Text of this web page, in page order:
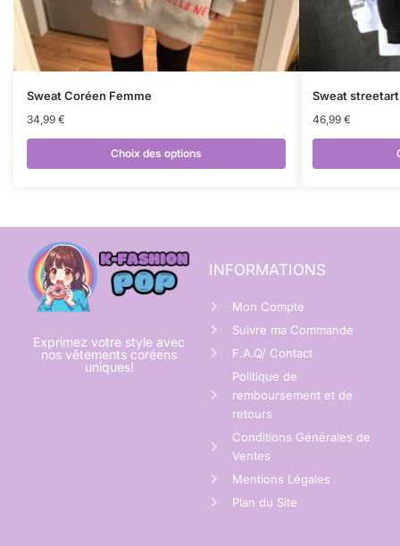
Sweat Coréen Femme
34,99 €
Choix des options
Sweat
46,99 €
Exprimez votre style avec
nos vêtements coréens
uniques!
INFORMATIONS
Mon Compte
Suivre ma Commande
F.A.Q/ Contact
Politique de
remboursement et de
retours
Conditions Générales de
Ventes
Mentions Légales
Plan du Site